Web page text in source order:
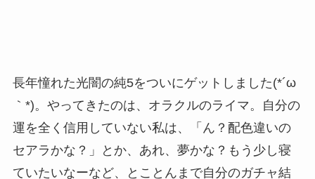
長年憧れた光闇の純5をついにゲットしました(*´ω
｀*)。やってきたのは、オラクルのライマ。自分の
運を全く信用していない私は、「ん？配色違いの
セアラかな？」とか、あれ、夢かな？もう少し寝
ていたいなーなど、とことんまで自分のガチャ結